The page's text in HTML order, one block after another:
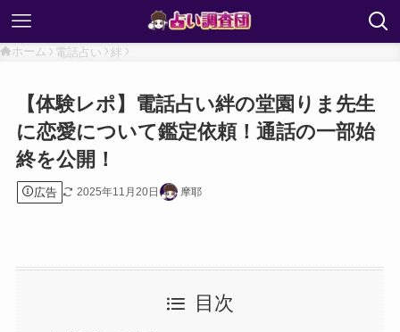
ホーム 電話占い 絆
【体験レポ】電話占い絆の堂園りま先生
に恋愛について鑑定依頼！通話の一部始
終を公開！
広告 2025年11月20日 摩耶
目次